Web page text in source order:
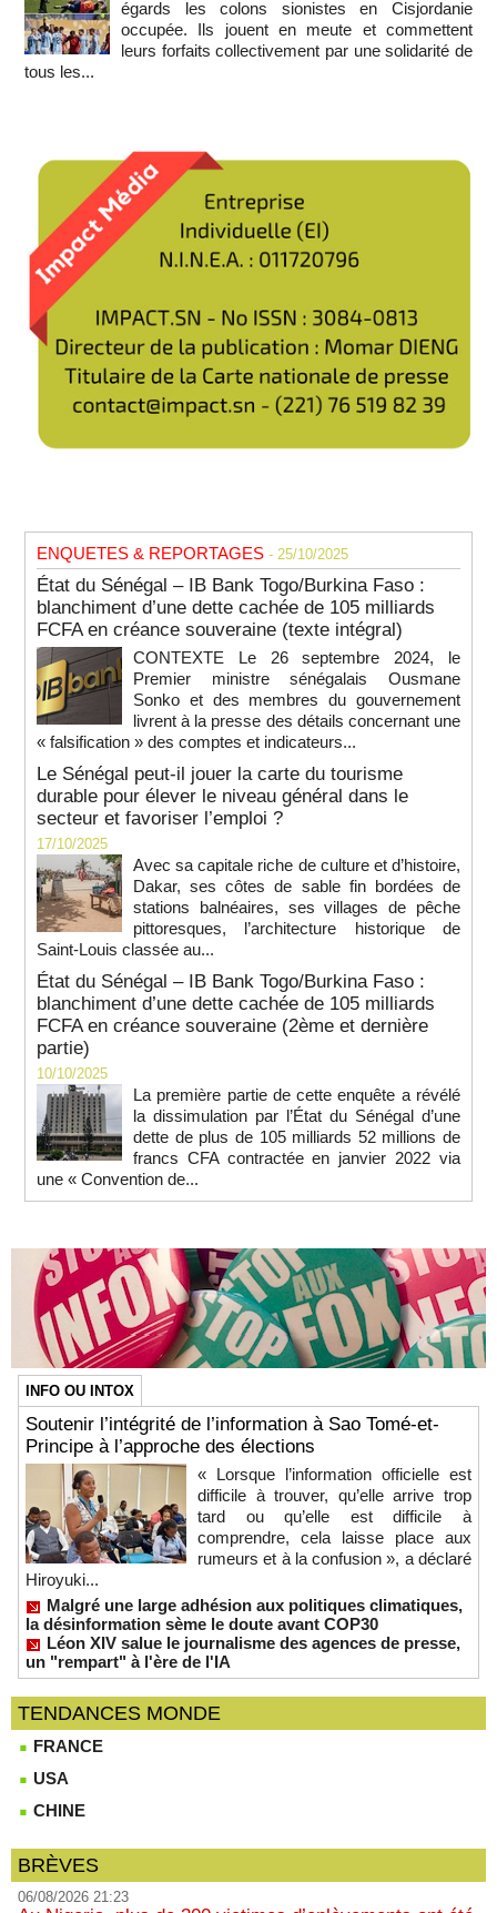
égards les colons sionistes en Cisjordanie
occupée. Ils jouent en meute et commettent
leurs forfaits collectivement par une solidarité de
tous les...
ENQUETES & REPORTAGES - 25/10/2025
État du Sénégal – IB Bank Togo/Burkina Faso :
blanchiment d’une dette cachée de 105 milliards
FCFA en créance souveraine (texte intégral)
CONTEXTE Le 26 septembre 2024, le
Premier ministre sénégalais Ousmane
Sonko et des membres du gouvernement
livrent à la presse des détails concernant une
« falsification » des comptes et indicateurs...
Le Sénégal peut-il jouer la carte du tourisme
durable pour élever le niveau général dans le
secteur et favoriser l’emploi ?
17/10/2025
Avec sa capitale riche de culture et d’histoire,
Dakar, ses côtes de sable fin bordées de
stations balnéaires, ses villages de pêche
pittoresques, l’architecture historique de
Saint-Louis classée au...
État du Sénégal – IB Bank Togo/Burkina Faso :
blanchiment d’une dette cachée de 105 milliards
FCFA en créance souveraine (2ème et dernière
partie)
10/10/2025
La première partie de cette enquête a révélé
la dissimulation par l’État du Sénégal d’une
dette de plus de 105 milliards 52 millions de
francs CFA contractée en janvier 2022 via
une « Convention de...
INFO OU INTOX
Soutenir l’intégrité de l’information à Sao Tomé-et-
Principe à l’approche des élections
« Lorsque l’information officielle est
difficile à trouver, qu’elle arrive trop
tard ou qu’elle est difficile à
comprendre, cela laisse place aux
rumeurs et à la confusion », a déclaré
Hiroyuki...
Malgré une large adhésion aux politiques climatiques,
la désinformation sème le doute avant COP30
Léon XIV salue le journalisme des agences de presse,
un "rempart" à l'ère de l'IA
TENDANCES MONDE
FRANCE
USA
CHINE
BRÈVES
06/08/2026 21:23